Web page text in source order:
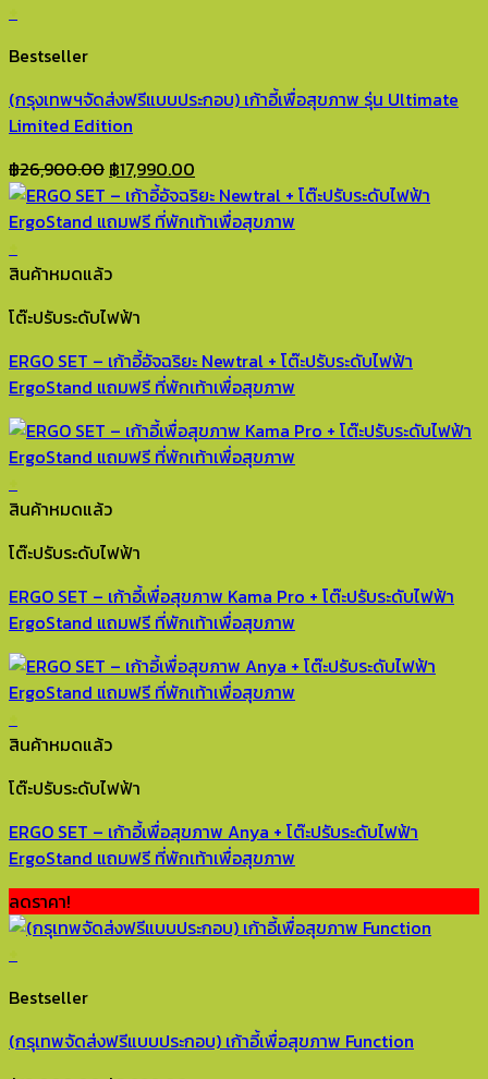
Bestseller
(กรุงเทพฯจัดส่งฟรีแบบประกอบ) เก้าอี้เพื่อสุขภาพ รุ่น Ultimate
Limited Edition
฿26,900.00 Original
price
was:
฿17,990.00
price
is:
สินค้าหมดแล้ว
โต๊ะปรับระดับไฟฟ้า
ERGO SET – เก้าอี้อัจฉริยะ Newtral + โต๊ะปรับระดับไฟฟ้า
ErgoStand แถมฟรี ที่พักเท้าเพื่อสุขภาพ
สินค้าหมดแล้ว
โต๊ะปรับระดับไฟฟ้า
ERGO SET – เก้าอี้เพื่อสุขภาพ Kama Pro + โต๊ะปรับระดับไฟฟ้า
ErgoStand แถมฟรี ที่พักเท้าเพื่อสุขภาพ
สินค้าหมดแล้ว
โต๊ะปรับระดับไฟฟ้า
ERGO SET – เก้าอี้เพื่อสุขภาพ Anya + โต๊ะปรับระดับไฟฟ้า
ErgoStand แถมฟรี ที่พักเท้าเพื่อสุขภาพ
ลดราคา!
Bestseller
(กรุเทพจัดส่งฟรีแบบประกอบ) เก้าอี้เพื่อสุขภาพ Function